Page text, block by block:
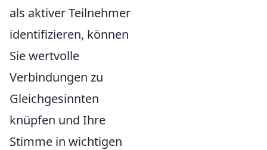
als aktiver Teilnehmer
identifizieren, können
Sie wertvolle
Verbindungen zu
Gleichgesinnten
knüpfen und Ihre
Stimme in wichtigen